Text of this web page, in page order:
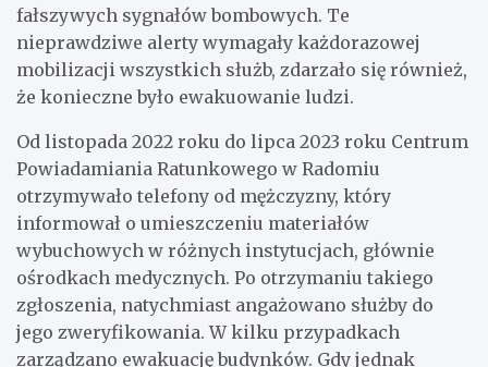
fałszywych sygnałów bombowych. Te
nieprawdziwe alerty wymagały każdorazowej
mobilizacji wszystkich służb, zdarzało się również,
że konieczne było ewakuowanie ludzi.
Od listopada 2022 roku do lipca 2023 roku Centrum
Powiadamiania Ratunkowego w Radomiu
otrzymywało telefony od mężczyzny, który
informował o umieszczeniu materiałów
wybuchowych w różnych instytucjach, głównie
ośrodkach medycznych. Po otrzymaniu takiego
zgłoszenia, natychmiast angażowano służby do
jego zweryfikowania. W kilku przypadkach
zarządzano ewakuację budynków. Gdy jednak